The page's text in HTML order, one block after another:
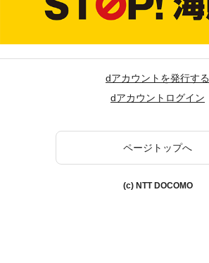
dアカウントを発行する
dアカウントログイン
ページトップへ
(c) NTT DOCOMO